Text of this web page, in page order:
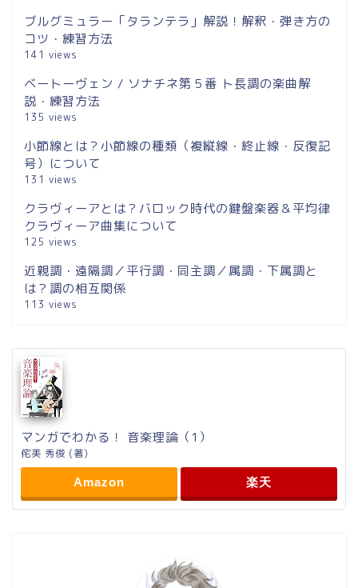
ブルグミュラー「タランテラ」解説！解釈・弾き方の
コツ・練習方法
141 views
ベートーヴェン / ソナチネ第５番 ト長調の楽曲解
説・練習方法
135 views
小節線とは？小節線の種類（複縦線・終止線・反復記
号）について
131 views
クラヴィーアとは？バロック時代の鍵盤楽器＆平均律
クラヴィーア曲集について
125 views
近親調・遠隔調／平行調・同主調／属調・下属調と
は？調の相互関係
113 views
マンガでわかる！ 音楽理論（1）
侘美 秀俊 (著)
Amazon 楽天